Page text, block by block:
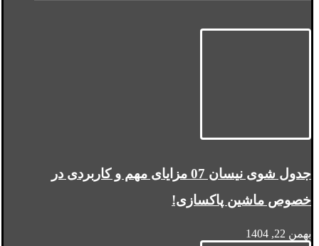
جدول شوی نیسان 07 مزایای مهم و کاربردی در
خصوص ماشین پاکسازی!
بهمن 22, 1404